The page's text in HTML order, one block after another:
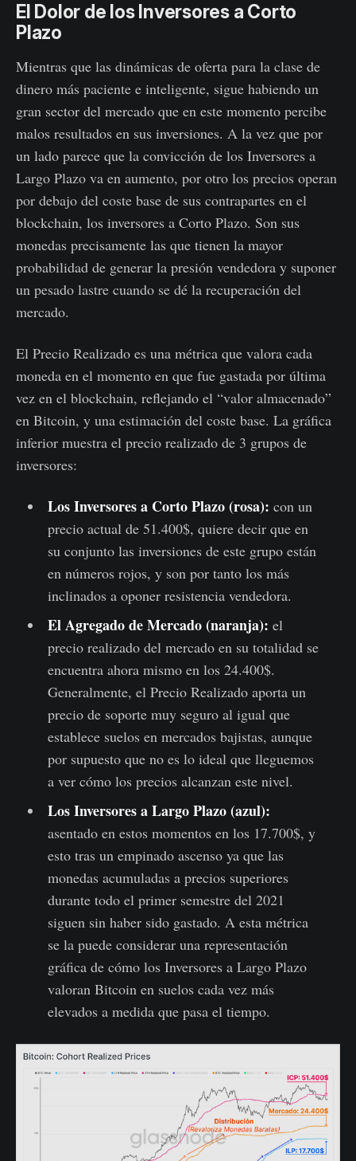
El Dolor de los Inversores a Corto
Plazo
Mientras que las dinámicas de oferta para la clase de
dinero más paciente e inteligente, sigue habiendo un
gran sector del mercado que en este momento percibe
malos resultados en sus inversiones. A la vez que por
un lado parece que la convicción de los Inversores a
Largo Plazo va en aumento, por otro los precios operan
por debajo del coste base de sus contrapartes en el
blockchain, los inversores a Corto Plazo. Son sus
monedas precisamente las que tienen la mayor
probabilidad de generar la presión vendedora y suponer
un pesado lastre cuando se dé la recuperación del
mercado.
El Precio Realizado es una métrica que valora cada
moneda en el momento en que fue gastada por última
vez en el blockchain, reflejando el “valor almacenado”
en Bitcoin, y una estimación del coste base. La gráfica
inferior muestra el precio realizado de 3 grupos de
inversores:
Los Inversores a Corto Plazo (rosa): con un
precio actual de 51.400$, quiere decir que en
su conjunto las inversiones de este grupo están
en números rojos, y son por tanto los más
inclinados a oponer resistencia vendedora.
El Agregado de Mercado (naranja): el
precio realizado del mercado en su totalidad se
encuentra ahora mismo en los 24.400$.
Generalmente, el Precio Realizado aporta un
precio de soporte muy seguro al igual que
establece suelos en mercados bajistas, aunque
por supuesto que no es lo ideal que lleguemos
a ver cómo los precios alcanzan este nivel.
Los Inversores a Largo Plazo (azul):
asentado en estos momentos en los 17.700$, y
esto tras un empinado ascenso ya que las
monedas acumuladas a precios superiores
durante todo el primer semestre del 2021
siguen sin haber sido gastado. A esta métrica
se la puede considerar una representación
gráfica de cómo los Inversores a Largo Plazo
valoran Bitcoin en suelos cada vez más
elevados a medida que pasa el tiempo.